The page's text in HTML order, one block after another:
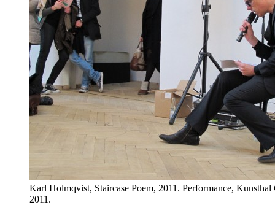
Karl Holmqvist, Staircase Poem, 2011. Performance, Kunsthal
2011.